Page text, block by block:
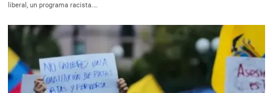
liberal, un programa racista.…